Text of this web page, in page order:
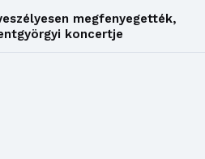
megfenyegették,
koncertje